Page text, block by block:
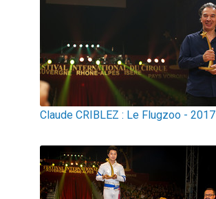
Claude CRIBLEZ : Le Flugzoo - 2017